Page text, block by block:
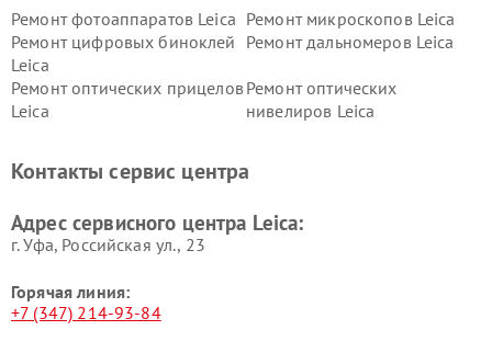
Ремонт фотоаппаратов Leica Ремонт микроскопов Leica
Ремонт цифровых биноклей
Leica
Ремонт дальномеров Leica
Ремонт оптических прицелов
Leica
Ремонт оптических
нивелиров Leica
Контакты сервис центра
Адрес сервисного центра Leica:
г. Уфа, Российская ул., 23
Горячая линия:
+7 (347) 214-93-84